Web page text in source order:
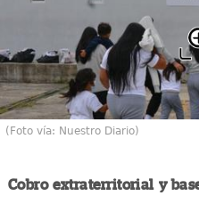
(Foto vía: Nuestro Diario)
Cobro extraterritorial y